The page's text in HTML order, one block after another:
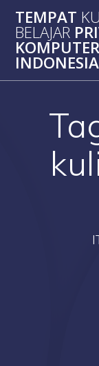
TEMPAT
BELAJAR
KOMPUTER
INDONESIA